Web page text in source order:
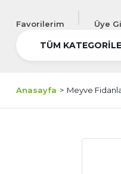
Favorilerim Üye
TÜM
Anasayfa Meyve